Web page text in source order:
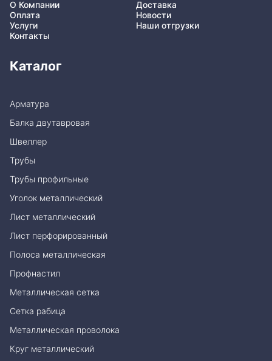
О Компании
Доставка
Оплата
Новости
Услуги
Наши отгрузки
Контакты
Каталог
Арматура
Балка двутавровая
Швеллер
Трубы
Трубы профильные
Уголок металлический
Лист металлический
Лист перфорированный
Полоса металлическая
Профнастил
Металлическая сетка
Сетка рабица
Металлическая проволока
Круг металлический